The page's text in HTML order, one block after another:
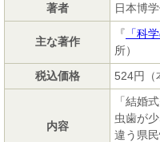
著者 日本博
主な著作
『 「科
所）
税込価格
524円（
内容
「結婚
虫歯が
違う県